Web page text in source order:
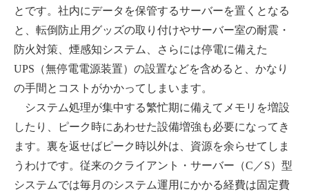
とです。社内にデータを保管するサーバーを置くとなる
と、転倒防止用グッズの取り付けやサーバー室の耐震・
防火対策、煙感知システム、さらには停電に備えた
UPS（無停電電源装置）の設置などを含めると、かなり
の手間とコストがかかってしまいます。
システム処理が集中する繁忙期に備えてメモリを増設
したり、ピーク時にあわせた設備増強も必要になってき
ます。裏を返せばピーク時以外は、資源を余らせてしま
うわけです。従来のクライアント・サーバー（C／S）型
システムでは毎月のシステム運用にかかる経費は固定費